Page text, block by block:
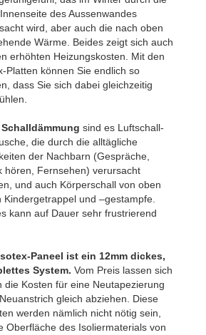
des Aussenwandes
wird, aber auch die nach oben
Wärme. Beides zeigt sich auch
erhöhten Heizungskosten. Mit den
Platten können Sie endlich so
dass Sie sich dabei gleichzeitig
Schalldämmung sind es Luftschall-
die durch die alltägliche
der Nachbarn (Gespräche,
hören, Fernsehen) verursacht
und auch Körperschall von oben
Kindergetrappel und –gestampfe.
kann auf Dauer sehr frustrierend
Paneel ist ein 12mm dickes,
System. Vom Preis lassen sich
die Kosten für eine Neutapezierung
gleich abziehen. Diese
werden nämlich nicht nötig sein,
Oberfläche des Isoliermaterials von